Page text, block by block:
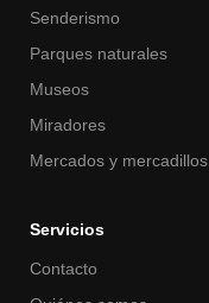
Senderismo
Parques naturales
Museos
Miradores
Mercados y mercadillos
Servicios
Contacto